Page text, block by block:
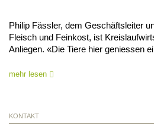
Philip Fässler, dem Geschäftsleiter
Fleisch und Feinkost, ist
Anliegen. «Die Tiere hier geniessen
mehr lesen
KONTAKT